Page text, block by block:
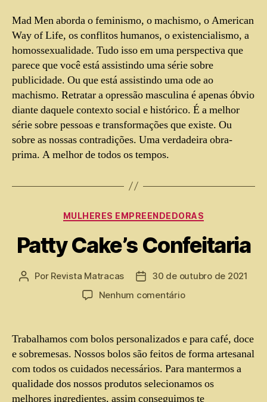
Mad Men aborda o feminismo, o machismo, o American
Way of Life, os conflitos humanos, o existencialismo, a
homossexualidade. Tudo isso em uma perspectiva que
parece que você está assistindo uma série sobre
publicidade. Ou que está assistindo uma ode ao
machismo. Retratar a opressão masculina é apenas óbvio
diante daquele contexto social e histórico. É a melhor
série sobre pessoas e transformações que existe. Ou
sobre as nossas contradições. Uma verdadeira obra-
prima. A melhor de todos os tempos.
MULHERES EMPREENDEDORAS
Patty Cake’s Confeitaria
Por Revista Matracas
30 de outubro de 2021
Nenhum comentário
Trabalhamos com bolos personalizados e para café, doce
e sobremesas. Nossos bolos são feitos de forma artesanal
com todos os cuidados necessários. Para mantermos a
qualidade dos nossos produtos selecionamos os
melhores ingredientes, assim conseguimos te